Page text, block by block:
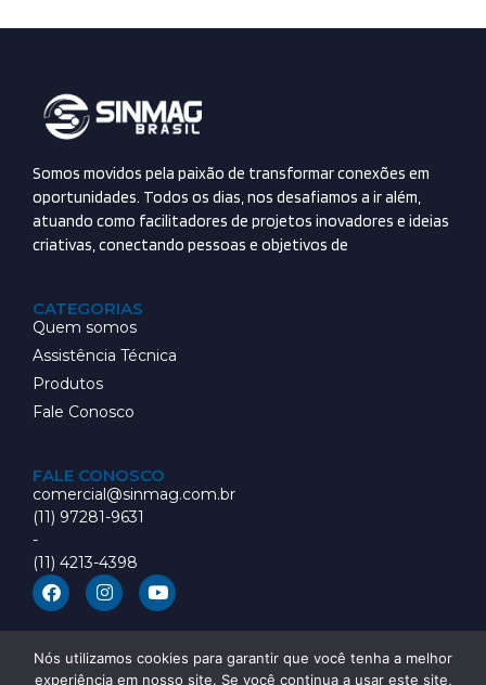
Somos movidos pela paixão de transformar conexões em
oportunidades. Todos os dias, nos desafiamos a ir além,
atuando como facilitadores de projetos inovadores e ideias
criativas, conectando pessoas e objetivos de
CATEGORIAS
Quem somos
Assistência Técnica
Produtos
Fale Conosco
FALE CONOSCO
comercial@sinmag.com.br
(11) 97281-9631
-
(11) 4213-4398
Nós utilizamos cookies para garantir que você tenha a melhor
experiência em nosso site. Se você continua a usar este site,